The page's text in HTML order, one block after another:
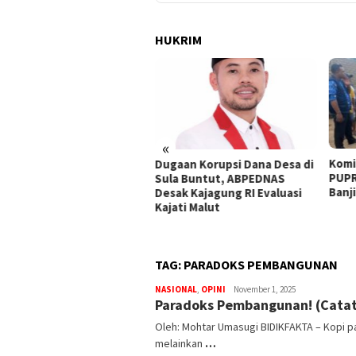
HUKRIM
«
Komisi III DPRD, BPBD, dan
PUPR Sula Tinjau Dampak
Banjir di Desa Waisakai
18
TAG: PARADOKS PEMBANGUNAN
NASIONAL, OPINI bidikfakta.id
November 1, 2025
Paradoks Pembangunan!
Oleh: Mohtar Umasugi BIDIKFAKTA –
melainkan …